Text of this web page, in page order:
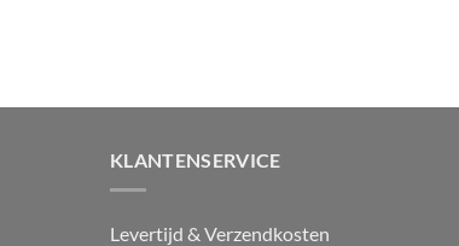
KLANTENSERVICE
Levertijd & Verzendkosten